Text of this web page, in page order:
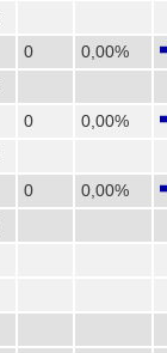
0
0,00%
0
0,00%
0
0,00%